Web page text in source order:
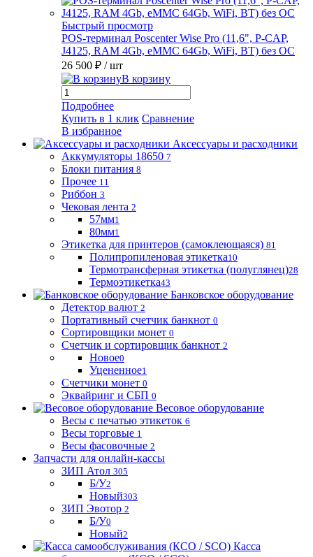
Быстрый просмотр
POS-терминал Poscenter Wise Pro (11,6", P-CAP,
J4125, RAM 4Gb, eMMC 64Gb, WiFi, BT) без ОС
26 500 ₽ / шт
В корзину
Подробнее
Купить в 1 клик Сравнение
В избранное
Аксессуары и расходники
Аккумуляторы 18650 7
Блоки питания 8
Прочее 11
Риббон 3
Чековая лента 2
57мм1
80мм1
Этикетка для принтеров (самоклеющаяся) 81
Полипропиленовая этикетка10
Термотрансферная этикетка (полуглянец)28
Термоэтикетка43
Банковское оборудование
Детектор валют 2
Портативный счетчик банкнот 0
Сортировщики монет 0
Счетчик и сортировщик банкнот 2
Новое0
Уцененное1
Счетчики монет 0
Эквайринг и СБП 0
Весовое оборудование
Весы с печатью этикеток 6
Весы торговые 1
Весы фасовочные 2
Запчасти для онлайн-кассы
ЗИП Атол 305
Б/У2
Новый303
ЗИП Эвотор 2
Б/У0
Новый2
Касса